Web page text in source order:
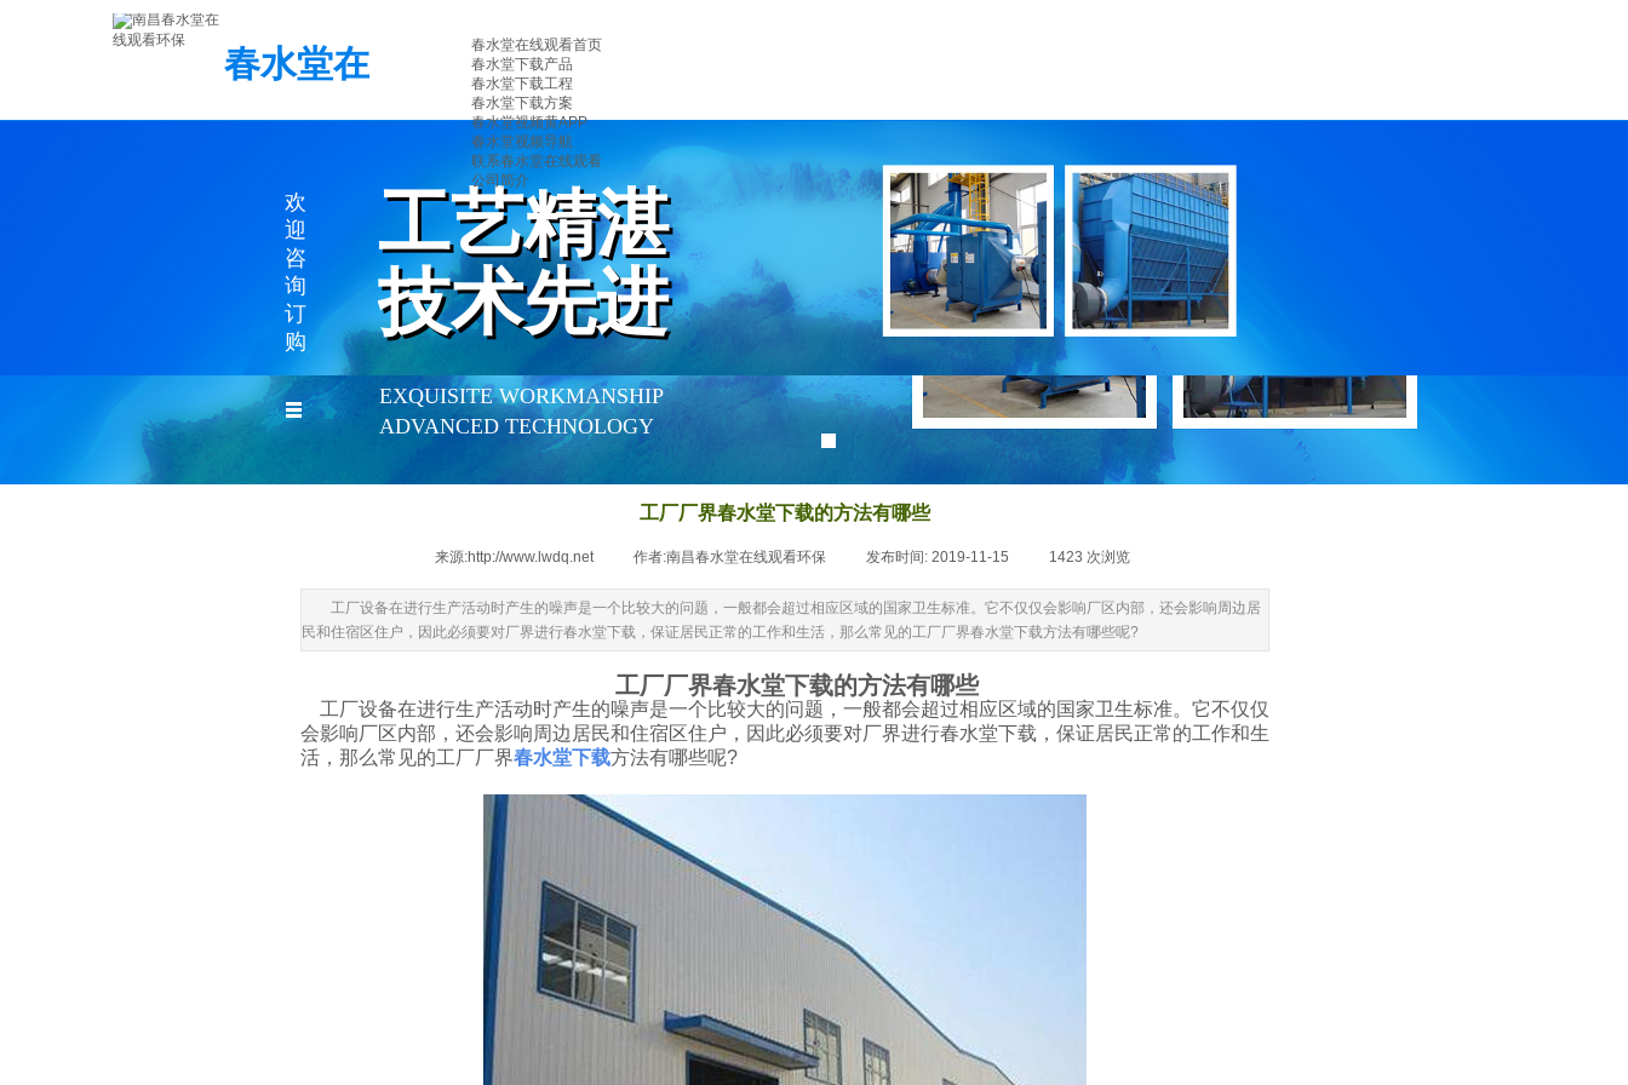
工艺精湛
技术先进
欢
迎
咨
询
订
购
工艺精湛
技术先进
EXQUISITE WORKMANSHIP
ADVANCED TECHNOLOGY
工厂厂界春水堂下载的方法有哪些
来源:http://www.lwdq.net 作者:南昌春水堂在线观看环保 发布时间: 2019-11-15 1423 次浏览
工厂设备在进行生产活动时产生的噪声是一个比较大的问题，一般都会超过相应区域的国家卫生标准。它不仅仅会影响厂区内部，还会影响周边居
民和住宿区住户，因此必须要对厂界进行春水堂下载，保证居民正常的工作和生活，那么常见的工厂厂界春水堂下载方法有哪些呢?
工厂厂界春水堂下载的方法有哪些
工厂设备在进行生产活动时产生的噪声是一个比较大的问题，一般都会超过相应区域的国家卫生标准。它不仅仅
会影响厂区内部，还会影响周边居民和住宿区住户，因此必须要对厂界进行春水堂下载，保证居民正常的工作和生
活，那么常见的工厂厂界春水堂下载方法有哪些呢?
春水堂在
线观看环
春水堂在线观看首页
春水堂下载产品
春水堂下载工程
春水堂下载方案
春水堂视频黄APP
春水堂视频导航
联系春水堂在线观看
公司简介